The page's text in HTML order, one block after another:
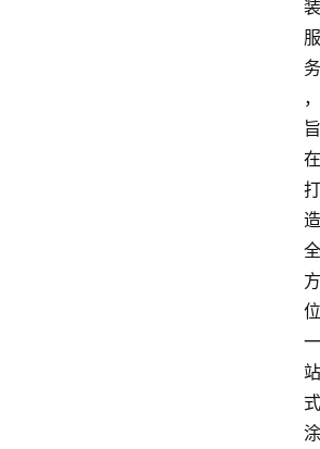
装
服
务
，
旨
在
打
造
全
方
位
一
站
式
涂